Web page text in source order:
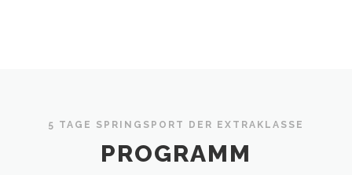
5 TAGE SPRINGSPORT DER EXTRAKLASSE
PROGRAMM